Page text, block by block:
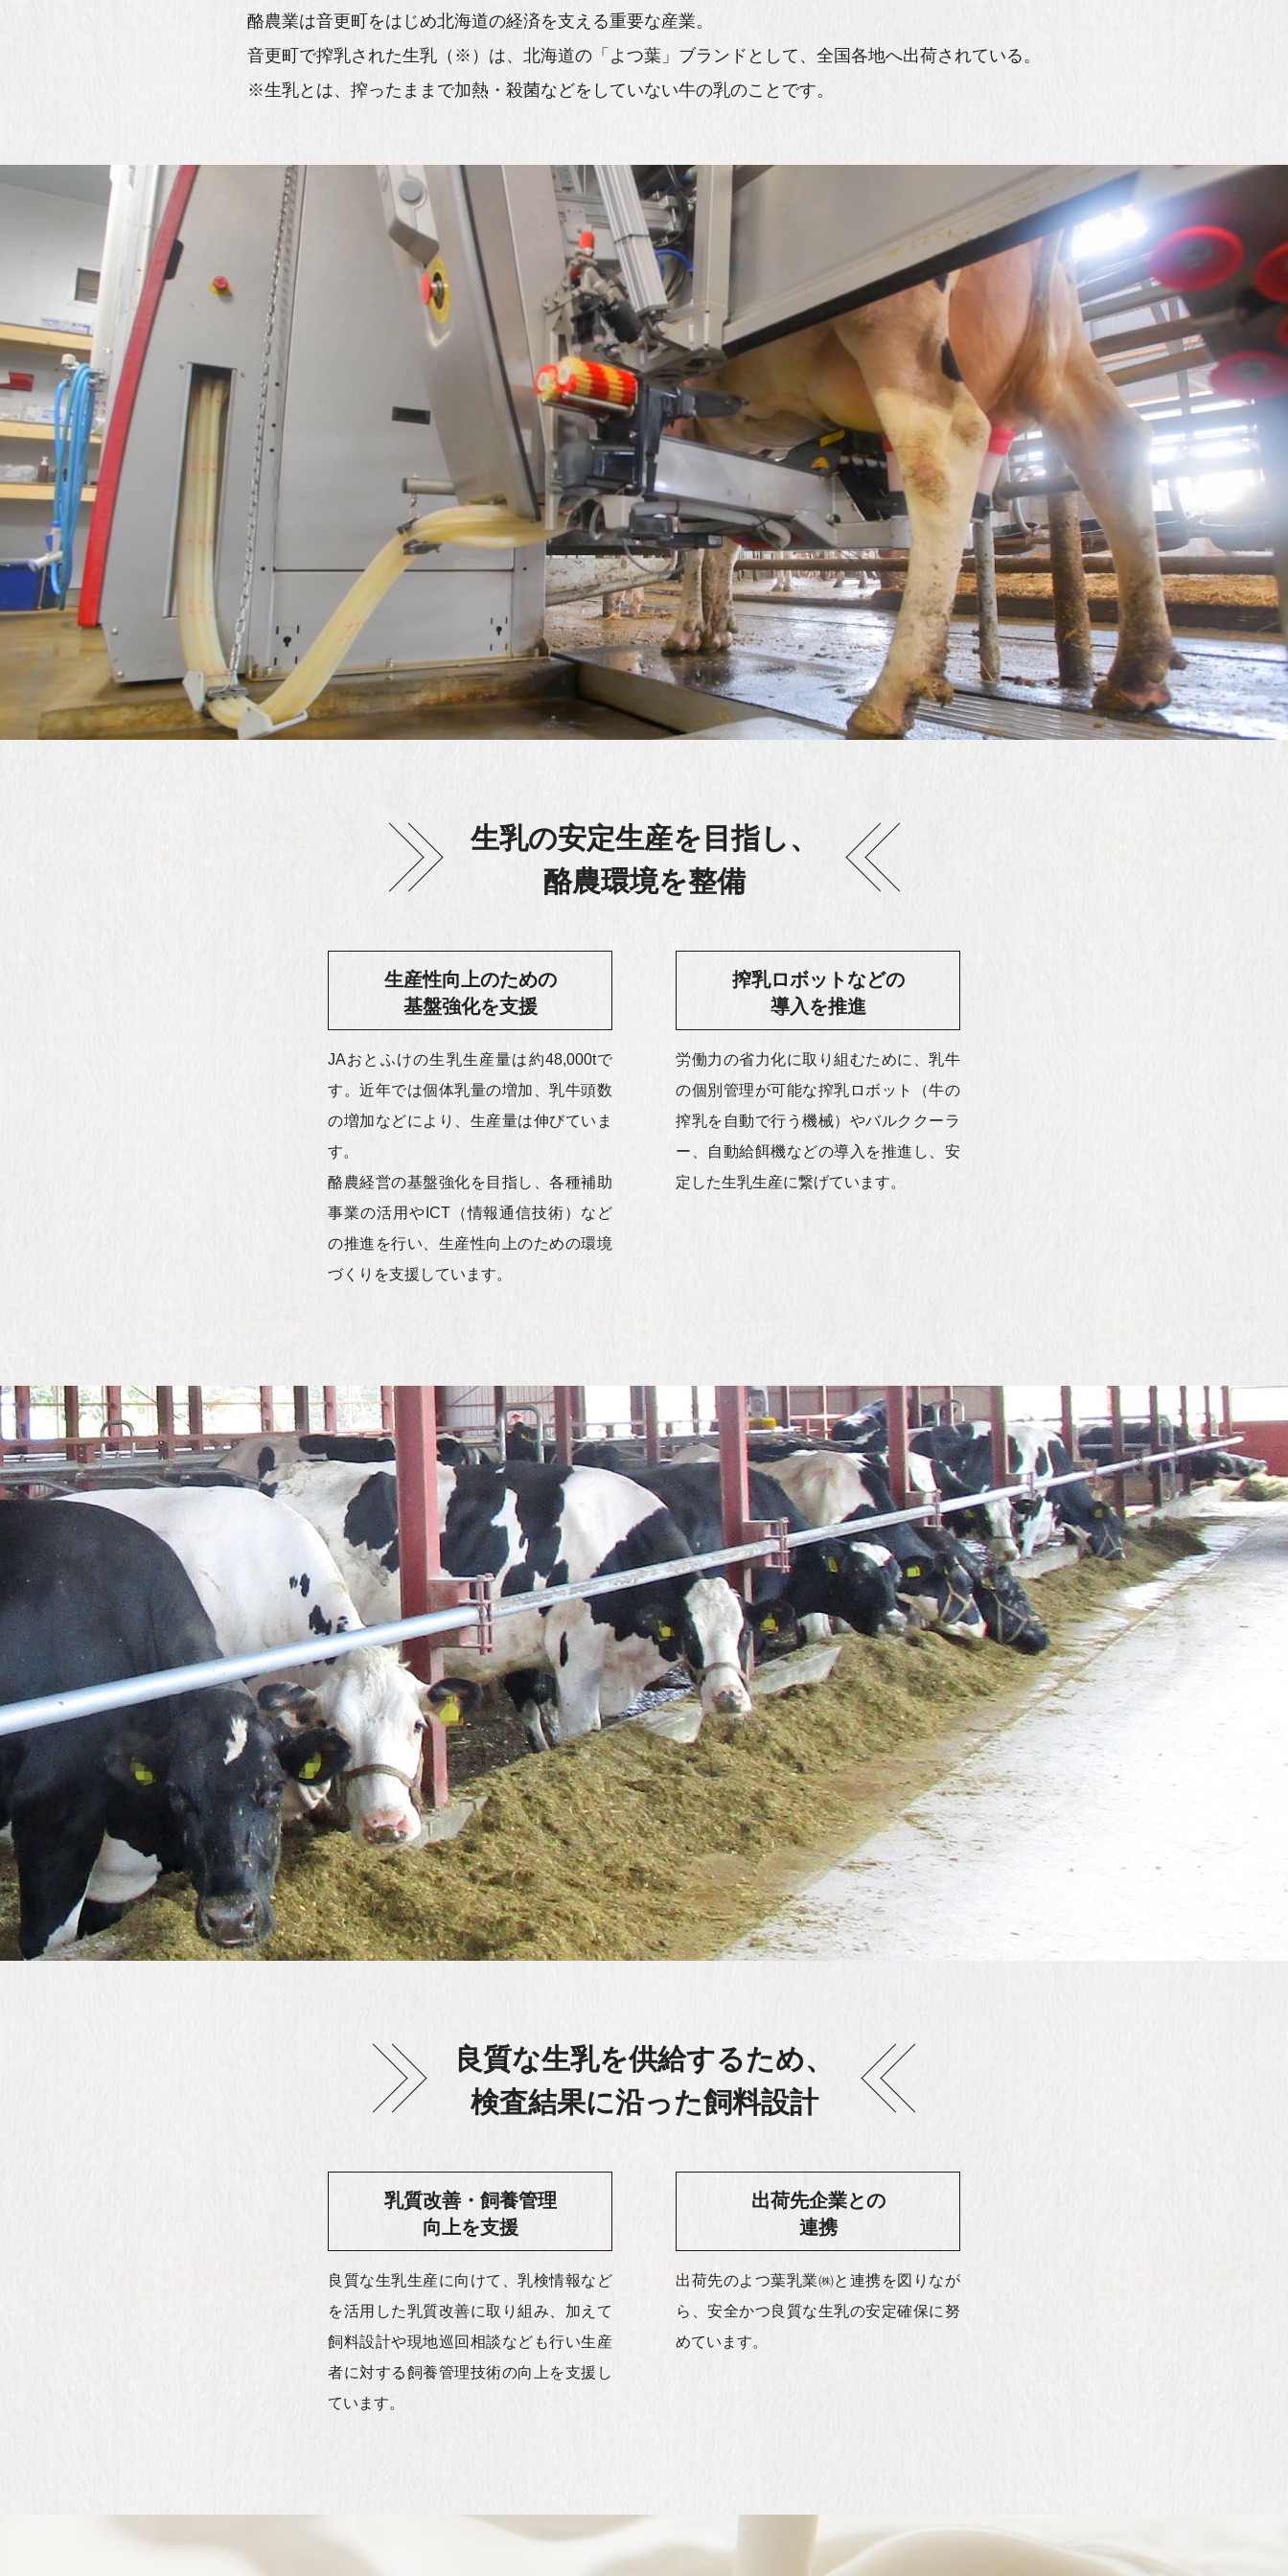
酪農業は音更町をはじめ北海道の経済を支える重要な産業。
音更町で搾乳された生乳（※）は、北海道の「よつ葉」ブランドとして、全国各地へ出荷されている。
※生乳とは、搾ったままで加熱・殺菌などをしていない牛の乳のことです。
生乳の安定生産を目指し、
酪農環境を整備
生産性向上のための
基盤強化を支援
JAおとふけの生乳生産量は約48,000tで
す。近年では個体乳量の増加、乳牛頭数
の増加などにより、生産量は伸びていま
す。
酪農経営の基盤強化を目指し、各種補助
事業の活用やICT（情報通信技術）など
の推進を行い、生産性向上のための環境
づくりを支援しています。
搾乳ロボットなどの
導入を推進
労働力の省力化に取り組むために、乳牛
の個別管理が可能な搾乳ロボット（牛の
搾乳を自動で行う機械）やバルククーラ
ー、自動給餌機などの導入を推進し、安
定した生乳生産に繋げています。
良質な生乳を供給するため、
検査結果に沿った飼料設計
乳質改善・飼養管理
向上を支援
良質な生乳生産に向けて、乳検情報など
を活用した乳質改善に取り組み、加えて
飼料設計や現地巡回相談なども行い生産
者に対する飼養管理技術の向上を支援し
ています。
出荷先企業との
連携
出荷先のよつ葉乳業㈱と連携を図りなが
ら、安全かつ良質な生乳の安定確保に努
めています。